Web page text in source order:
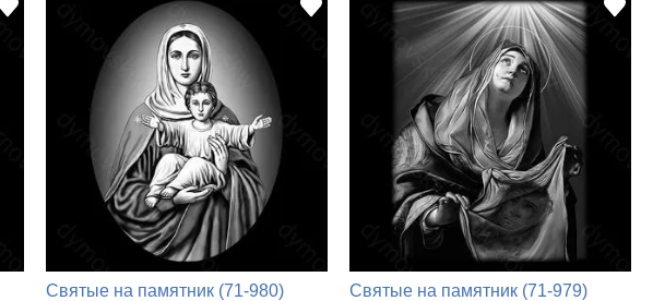
Святые на памятник (71-980) Святые на памятник (71-979)